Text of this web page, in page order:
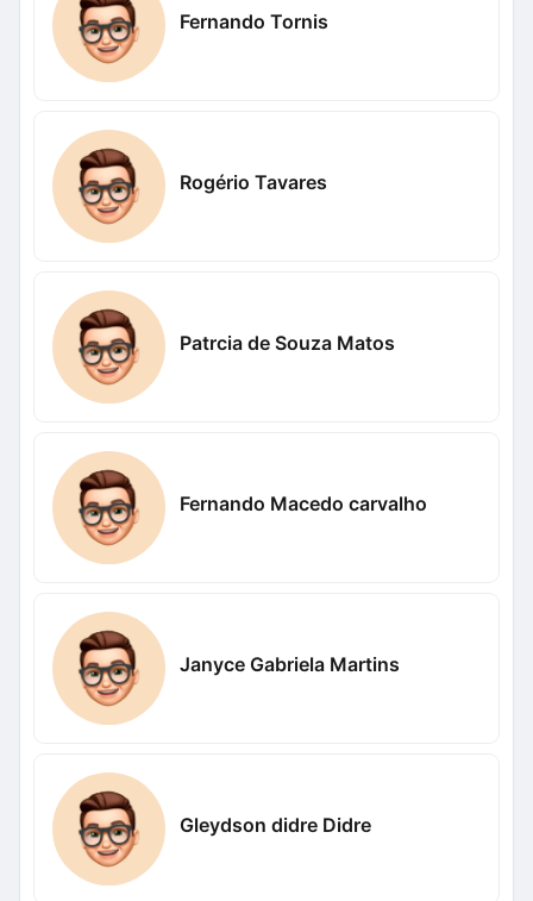
Fernando Tornis
Rogério Tavares
Patrcia de Souza Matos
Fernando Macedo carvalho
Janyce Gabriela Martins
Gleydson didre Didre